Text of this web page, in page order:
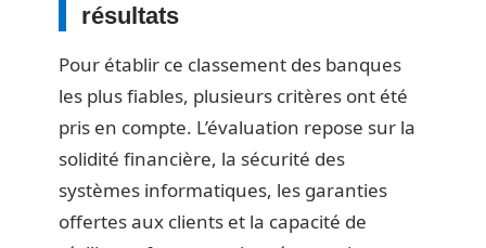
résultats
Pour établir ce classement des banques
les plus fiables, plusieurs critères ont été
pris en compte. L’évaluation repose sur la
solidité financière, la sécurité des
systèmes informatiques, les garanties
offertes aux clients et la capacité de